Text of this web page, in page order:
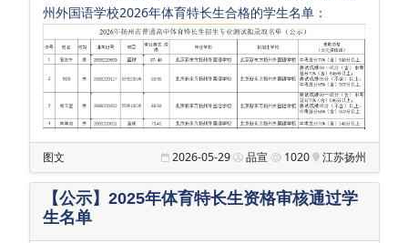
学
生
成
长
教
师
发
展
州外国语学校2026年体育特长生合格的学生名单：
图文 2026-05-29 品宣 1020 江苏扬州
【公示】2025年体育特长生资格审核通过学
生名单